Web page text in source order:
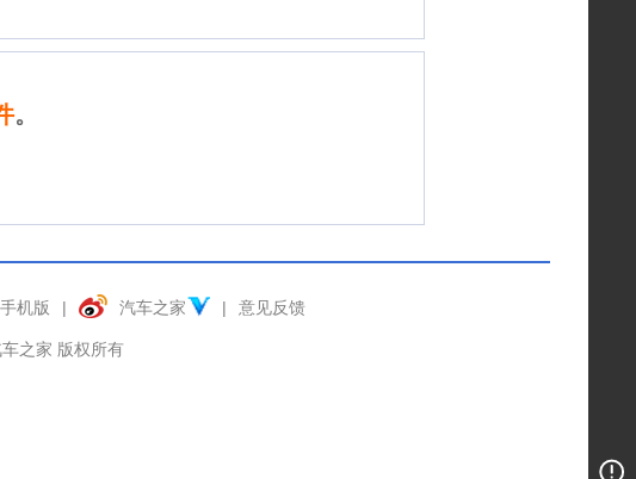
。
手机版 | 汽车之家 | 意见反馈
之家 版权所有